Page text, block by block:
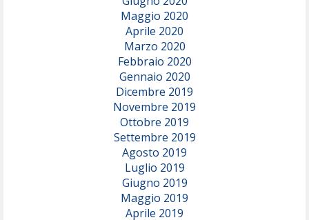
Maggio 2020
Aprile 2020
Marzo 2020
Febbraio 2020
Gennaio 2020
Dicembre 2019
Novembre 2019
Ottobre 2019
Settembre 2019
Agosto 2019
Luglio 2019
Giugno 2019
Maggio 2019
Aprile 2019